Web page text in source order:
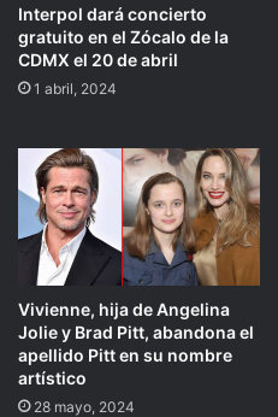
Interpol dará concierto
gratuito en el Zócalo de la
CDMX el 20 de abril
1 abril, 2024
Vivienne, hija de Angelina
Jolie y Brad Pitt, abandona el
apellido Pitt en su nombre
artístico
28 mayo, 2024